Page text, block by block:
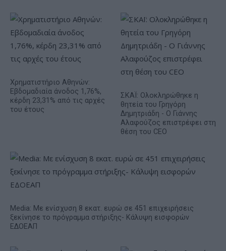
Χρηματιστήριο Αθηνών:
Εβδομαδιαία άνοδος 1,76%,
κέρδη 23,31% από τις αρχές
του έτους
ΣΚΑΪ: Ολοκληρώθηκε η
θητεία του Γρηγόρη
Δημητριάδη - Ο Γιάννης
Αλαφούζος επιστρέφει στη
θέση του CEO
Media: Με ενίσχυση 8 εκατ. ευρώ σε 451 επιχειρήσεις
ξεκίνησε το πρόγραμμα στήριξης- Κάλυψη εισφορών
ΕΔΟΕΑΠ